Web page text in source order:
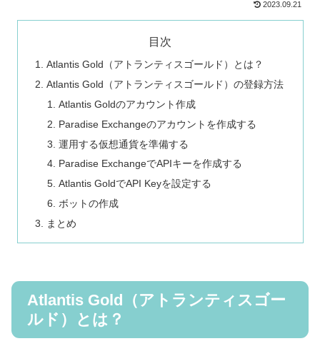
2023.09.21
目次
Atlantis Gold（アトランティスゴールド）とは？
Atlantis Gold（アトランティスゴールド）の登録方法
Atlantis Goldのアカウント作成
Paradise Exchangeのアカウントを作成する
運用する仮想通貨を準備する
Paradise ExchangeでAPIキーを作成する
Atlantis GoldでAPI Keyを設定する
ボットの作成
まとめ
Atlantis Gold（アトランティスゴー
ルド）とは？